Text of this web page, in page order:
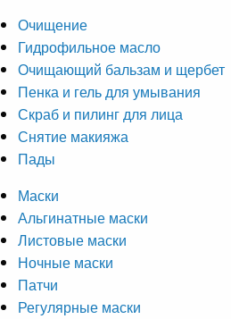
Очищение
Гидрофильное масло
Очищающий бальзам и щербет
Пенка и гель для умывания
Скраб и пилинг для лица
Снятие макияжа
Пады
Маски
Альгинатные маски
Листовые маски
Ночные маски
Патчи
Регулярные маски